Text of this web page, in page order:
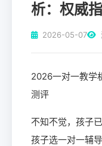
析：权威
2026-05-07
2026一对一教学
测评
不知不觉，孩子
孩子选一对一辅